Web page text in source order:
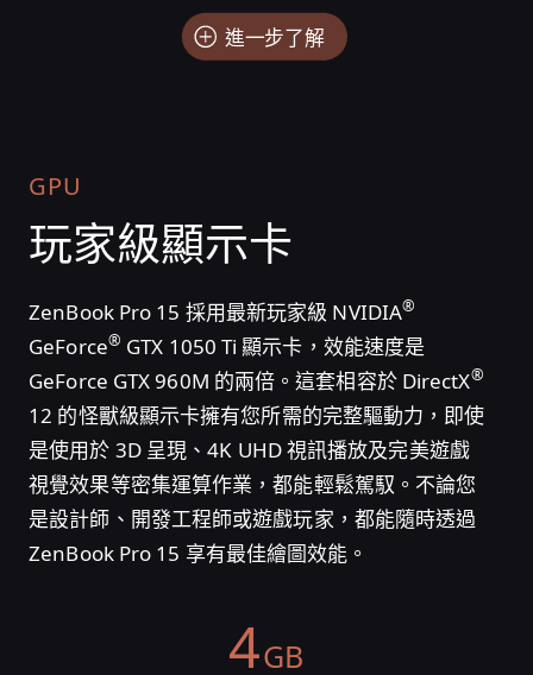
進一步了解
GPU
玩家級顯示卡
ZenBook Pro 15 採用最新玩家級 NVIDIA®
GeForce® GTX 1050 Ti 顯示卡，效能速度是
GeForce GTX 960M 的兩倍。這套相容於 DirectX®
12 的怪獸級顯示卡擁有您所需的完整驅動力，即使
是使用於 3D 呈現、4K UHD 視訊播放及完美遊戲
視覺效果等密集運算作業，都能輕鬆駕馭。不論您
是設計師、開發工程師或遊戲玩家，都能隨時透過
ZenBook Pro 15 享有最佳繪圖效能。
4GB